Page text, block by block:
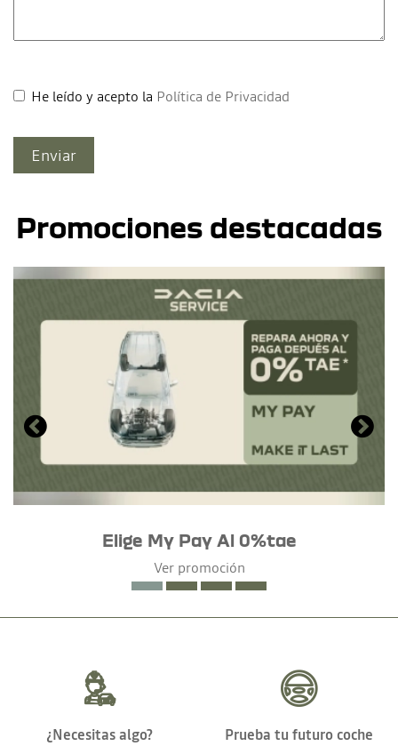
He leído y acepto la Política de Privacidad
Promociones destacadas
Elige My Pay Al 0%tae
Ver promoción
¿Necesitas algo?
Prueba tu futuro coche